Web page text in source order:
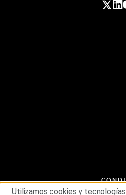
Utilizamos cookies y